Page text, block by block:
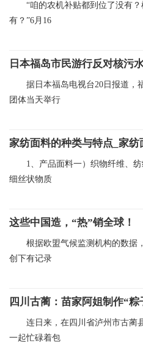
“咱的农机补贴都到位了没有
有？”6月16
据日本福岛电视台20日报道，
团体当天举行
家纺面料的种类与特点_家纺
1、产品面料一）织物纤维、
细丝状物质
这些中国造，“热”销全球！
根据欧盟气候监测机构的数据
创下有记录
四川古蔺：苗家阿姐制作“
连日来，在四川省泸州市古蔺
一起忙碌着包